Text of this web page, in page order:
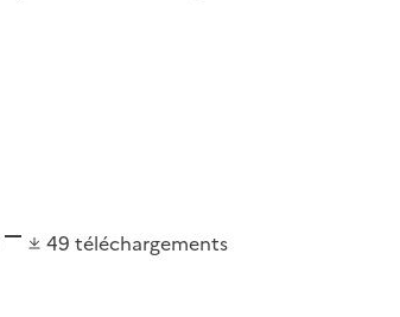
49 téléchargements